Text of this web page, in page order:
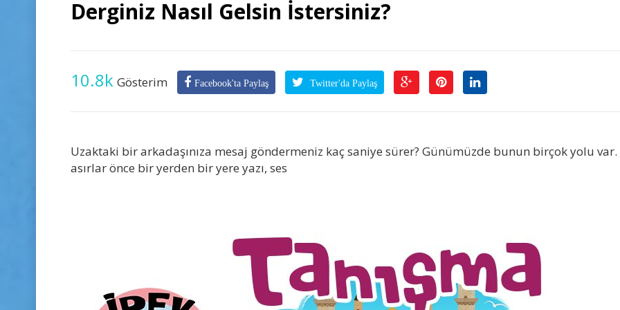
Derginiz Nasıl Gelsin İstersiniz?
10.8k Gösterim Facebook'ta Paylaş Twitter'da Paylaş
Uzaktaki bir arkadaşınıza mesaj göndermeniz kaç saniye sürer? Günümüzde bunun birçok yolu var.
asırlar önce bir yerden bir yere yazı, ses